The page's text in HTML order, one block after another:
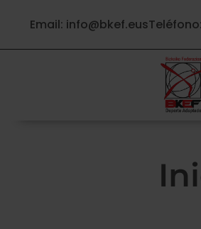
Email: info@bkef.eus